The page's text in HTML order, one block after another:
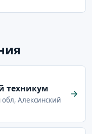
техникум
обл, Алексинский